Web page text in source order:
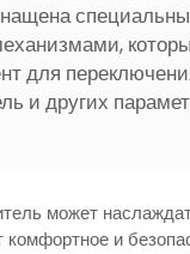
для
и других
может
комфортное и